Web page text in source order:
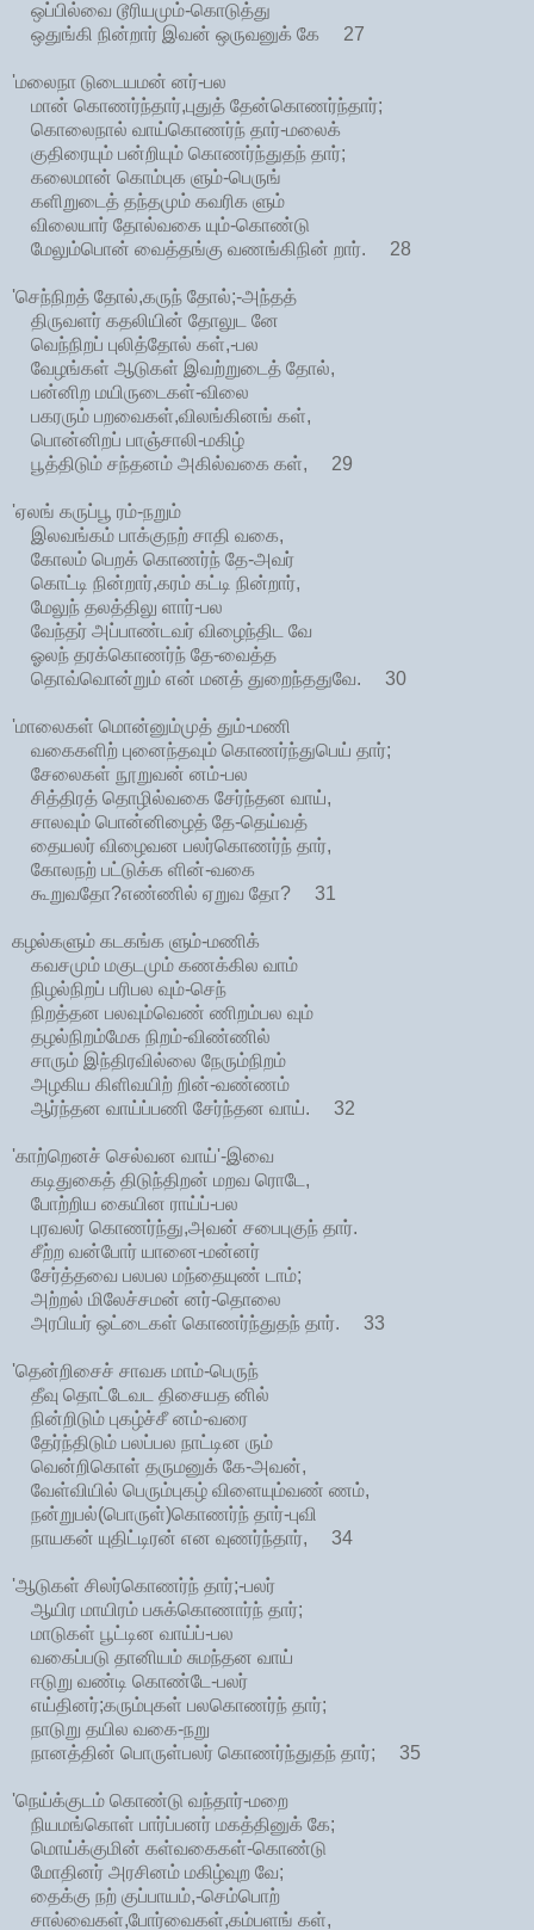
ஒப்பில்வை டூரியமும்-கொடுத்து
ஒதுங்கி நின்றார் இவன் ஒருவனுக் கே 27
'மலைநா டுடையமன் னர்-பல
மான் கொணர்ந்தார்,புதுத் தேன்கொணர்ந்தார்;
கொலைநால் வாய்கொணர்ந் தார்-மலைக்
குதிரையும் பன்றியும் கொணர்ந்துதந் தார்;
கலைமான் கொம்புக ளும்-பெருங்
களிறுடைத் தந்தமும் கவரிக ளும்
விலையார் தோல்வகை யும்-கொண்டு
மேலும்பொன் வைத்தங்கு வணங்கிநின் றார். 28
'செந்நிறத் தோல்,கருந் தோல்;-அந்தத்
திருவளர் கதலியின் தோலுட னே
வெந்நிறப் புலித்தோல் கள்,-பல
வேழங்கள் ஆடுகள் இவற்றுடைத் தோல்,
பன்னிற மயிருடைகள்-விலை
பகரரும் பறவைகள்,விலங்கினங் கள்,
பொன்னிறப் பாஞ்சாலி-மகிழ்
பூத்திடும் சந்தனம் அகில்வகை கள், 29
'ஏலங் கருப்பூ ரம்-நறும்
இலவங்கம் பாக்குநற் சாதி வகை,
கோலம் பெறக் கொணர்ந் தே-அவர்
கொட்டி நின்றார்,கரம் கட்டி நின்றார்,
மேலுந் தலத்திலு ளார்-பல
வேந்தர் அப்பாண்டவர் விழைந்திட வே
ஓலந் தரக்கொணர்ந் தே-வைத்த
தொவ்வொன்றும் என் மனத் துறைந்ததுவே. 30
'மாலைகள் மொன்னும்முத் தும்-மணி
வகைகளிற் புனைந்தவும் கொணர்ந்துபெய் தார்;
சேலைகள் நூறுவன் னம்-பல
சித்திரத் தொழில்வகை சேர்ந்தன வாய்,
சாலவும் பொன்னிழைத் தே-தெய்வத்
தையலர் விழைவன பலர்கொணர்ந் தார்,
கோலநற் பட்டுக்க ளின்-வகை
கூறுவதோ?எண்ணில் ஏறுவ தோ? 31
கழல்களும் கடகங்க ளும்-மணிக்
கவசமும் மகுடமும் கணக்கில வாம்
நிழல்நிறப் பரிபல வும்-செந்
நிறத்தன பலவும்வெண் ணிறம்பல வும்
தழல்நிறம்மேக நிறம்-விண்ணில்
சாரும் இந்திரவில்லை நேரும்நிறம்
அழகிய கிளிவயிற் றின்-வண்ணம்
ஆர்ந்தன வாய்ப்பணி சேர்ந்தன வாய். 32
'காற்றெனச் செல்வன வாய்'-இவை
கடிதுகைத் திடுந்திறன் மறவ ரொடே,
போற்றிய கையின ராய்ப்-பல
புரவலர் கொணர்ந்து,அவன் சபைபுகுந் தார்.
சீற்ற வன்போர் யானை-மன்னர்
சேர்த்தவை பலபல மந்தையுண் டாம்;
அற்றல் மிலேச்சமன் னர்-தொலை
அரபியர் ஒட்டைகள் கொணர்ந்துதந் தார். 33
'தென்றிசைச் சாவக மாம்-பெருந்
தீவு தொட்டேவட திசையத னில்
நின்றிடும் புகழ்ச்சீ னம்-வரை
தேர்ந்திடும் பலப்பல நாட்டின ரும்
வென்றிகொள் தருமனுக் கே-அவன்,
வேள்வியில் பெரும்புகழ் விளையும்வண் ணம்,
நன்றுபல்(பொருள்)கொணர்ந் தார்-புவி
நாயகன் யுதிட்டிரன் என வுணர்ந்தார், 34
'ஆடுகள் சிலர்கொணர்ந் தார்;-பலர்
ஆயிர மாயிரம் பசுக்கொணார்ந் தார்;
மாடுகள் பூட்டின வாய்ப்-பல
வகைப்படு தானியம் சுமந்தன வாய்
ஈடுறு வண்டி கொண்டே-பலர்
எய்தினர்;கரும்புகள் பலகொணர்ந் தார்;
நாடுறு தயில வகை-நறு
நானத்தின் பொருள்பலர் கொணர்ந்துதந் தார்; 35
'நெய்க்குடம் கொண்டு வந்தார்-மறை
நியமங்கொள் பார்ப்பனர் மகத்தினுக் கே;
மொய்க்குமின் கள்வகைகள்-கொண்டு
மோதினர் அரசினம் மகிழ்வுற வே;
தைக்கு நற் குப்பாயம்,-செம்பொற்
சால்வைகள்,போர்வைகள்,கம்பளங் கள்,